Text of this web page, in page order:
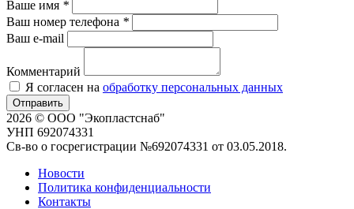
Ваше имя *
Ваш номер телефона *
Ваш e-mail
Комментарий
Я согласен на обработку персональных данных
Отправить
2026 © ООО "Экопластснаб"
УНП 692074331
Св-во о госрегистрации №692074331 от 03.05.2018.
Новости
Политика конфиденциальности
Контакты